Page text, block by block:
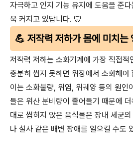
자극하고 인지 기능 유지에 도움을 준
욱 커지고 있답니다. 🦷
💪 저작력 저하가 몸에 미치는
저작력 저하는 소화기계에 가장 직접적
충분히 씹지 못하면 위장에서 소화해야
이는 소화불량, 위염, 위궤양 등의 원인
들은 위산 분비량이 줄어들기 때문에
대로 씹히지 않은 음식물은 장내 세균
나 설사 같은 배변 장애를 일으킬 수도